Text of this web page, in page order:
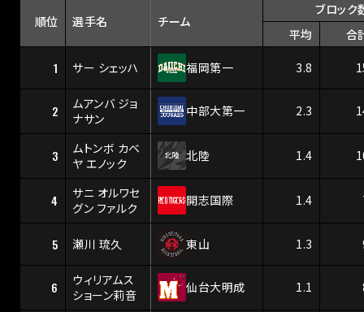
順位 選手名 チーム
ブロック
平均
合
1 サー シェッハ 福岡第一 3.8
2
ムアンバ ジョ
ナサン
中部大第一 2.3
3
ムトンボ カベ
ヤ エノック
北陸 1.4
4
サニ オルワセ
グン ファルク
開志国際 1.4
5 瀬川 琉久 東山 1.3
6
ウィリアムス
ショーン莉音
仙台大明成 1.1